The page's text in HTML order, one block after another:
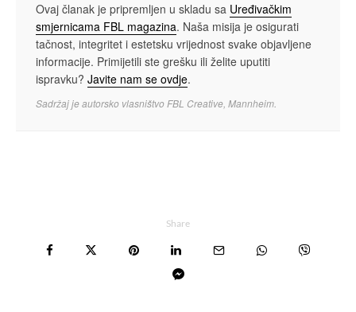
Ovaj članak je pripremljen u skladu sa Uređivačkim
smjernicama FBL magazina. Naša misija je osigurati
tačnost, integritet i estetsku vrijednost svake objavljene
informacije. Primijetili ste grešku ili želite uputiti
ispravku? Javite nam se ovdje.
Sadržaj je autorsko vlasništvo FBL Creative, Mannheim.
Share